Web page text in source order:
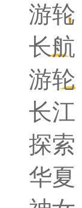
游轮
长航
游轮
长江
探索
华夏